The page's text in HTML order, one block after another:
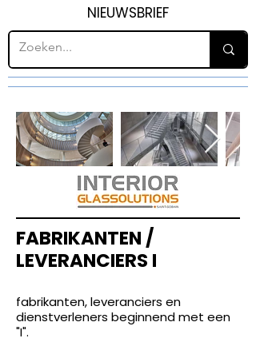
NIEUWSBRIEF
FABRIKANTEN /
LEVERANCIERS I
fabrikanten, leveranciers en
dienstverleners beginnend met een
"I".